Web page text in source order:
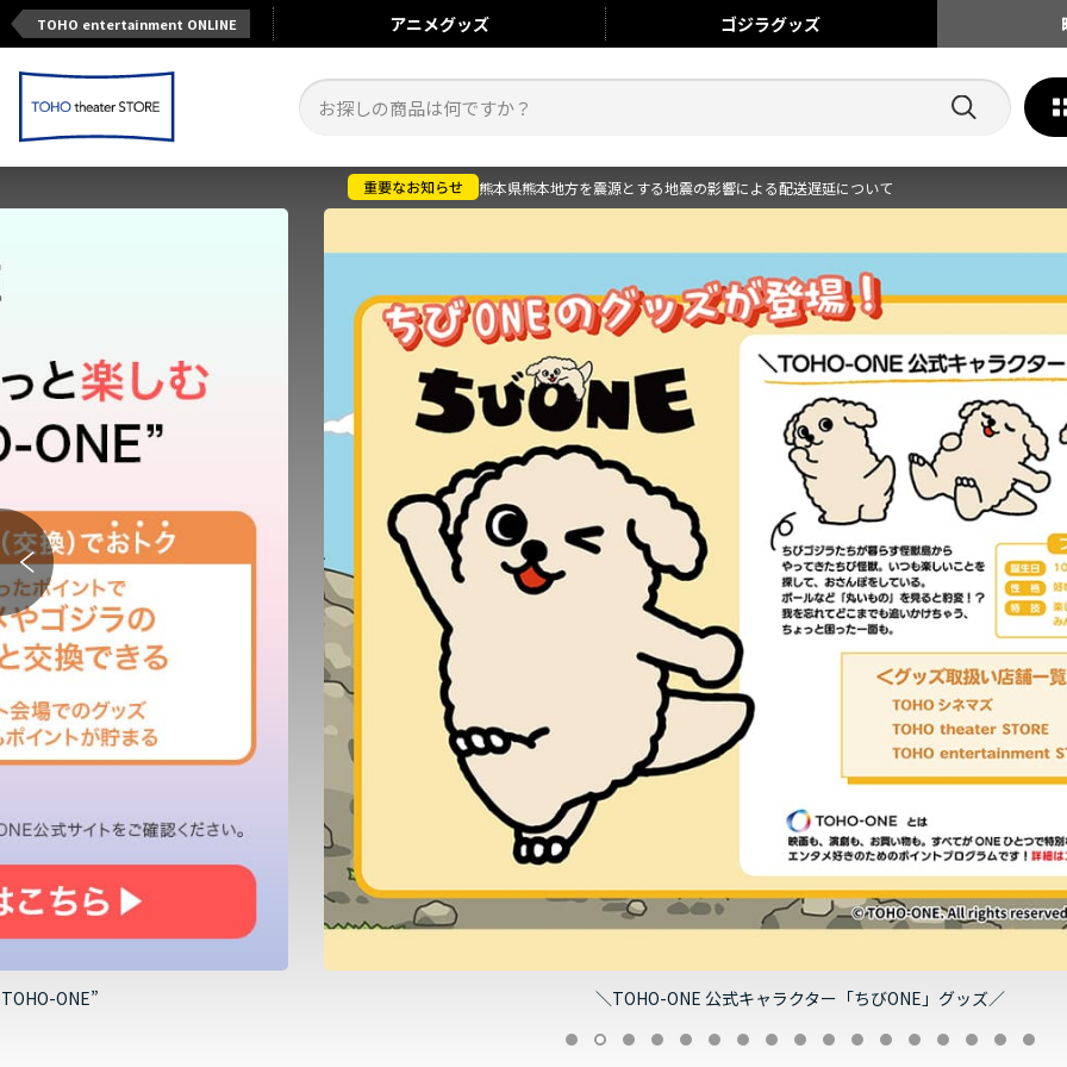
TOHO entertainment ONLINE アニメグッズ ゴジラグッズ
熊本県熊本地方を震源とする地震の影響による配送遅延について
ONE” ＼TOHO-ONE 公式キャラクター「ちびONE」グッズ／